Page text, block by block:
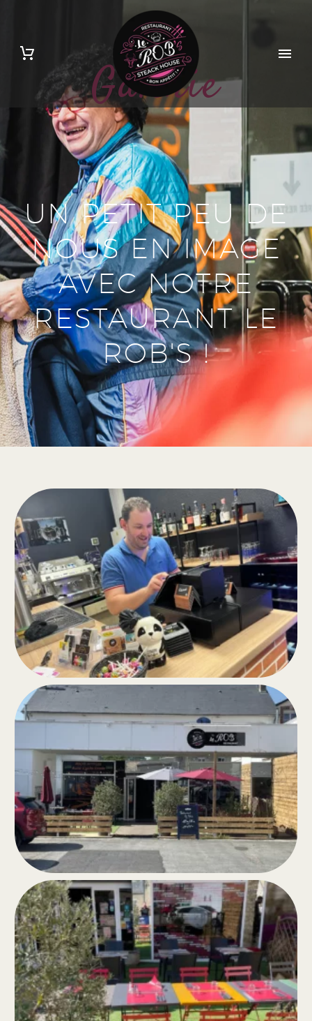
Galerie
UN PETIT PEU DE
NOUS EN IMAGE
AVEC NOTRE
RESTAURANT LE
ROB'S !